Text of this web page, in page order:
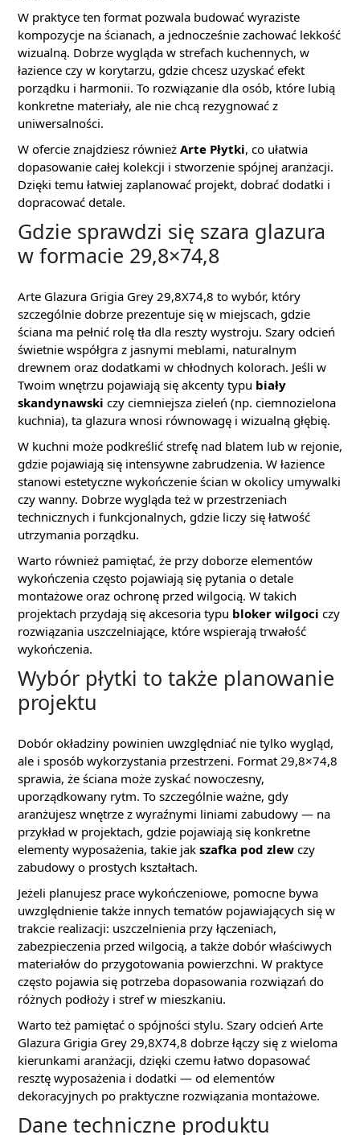
W praktyce ten format pozwala budować wyraziste
kompozycje na ścianach, a jednocześnie zachować lekkość
wizualną. Dobrze wygląda w strefach kuchennych, w
łazience czy w korytarzu, gdzie chcesz uzyskać efekt
porządku i harmonii. To rozwiązanie dla osób, które lubią
konkretne materiały, ale nie chcą rezygnować z
uniwersalności.
W ofercie znajdziesz również Arte Płytki, co ułatwia
dopasowanie całej kolekcji i stworzenie spójnej aranżacji.
Dzięki temu łatwiej zaplanować projekt, dobrać dodatki i
dopracować detale.
Gdzie sprawdzi się szara glazura
w formacie 29,8×74,8
Arte Glazura Grigia Grey 29,8X74,8 to wybór, który
szczególnie dobrze prezentuje się w miejscach, gdzie
ściana ma pełnić rolę tła dla reszty wystroju. Szary odcień
świetnie współgra z jasnymi meblami, naturalnym
drewnem oraz dodatkami w chłodnych kolorach. Jeśli w
Twoim wnętrzu pojawiają się akcenty typu biały
skandynawski czy ciemniejsza zieleń (np. ciemnozielona
kuchnia), ta glazura wnosi równowagę i wizualną głębię.
W kuchni może podkreślić strefę nad blatem lub w rejonie,
gdzie pojawiają się intensywne zabrudzenia. W łazience
stanowi estetyczne wykończenie ścian w okolicy umywalki
czy wanny. Dobrze wygląda też w przestrzeniach
technicznych i funkcjonalnych, gdzie liczy się łatwość
utrzymania porządku.
Warto również pamiętać, że przy doborze elementów
wykończenia często pojawiają się pytania o detale
montażowe oraz ochronę przed wilgocią. W takich
projektach przydają się akcesoria typu bloker wilgoci czy
rozwiązania uszczelniające, które wspierają trwałość
wykończenia.
Wybór płytki to także planowanie
projektu
Dobór okładziny powinien uwzględniać nie tylko wygląd,
ale i sposób wykorzystania przestrzeni. Format 29,8×74,8
sprawia, że ściana może zyskać nowoczesny,
uporządkowany rytm. To szczególnie ważne, gdy
aranżujesz wnętrze z wyraźnymi liniami zabudowy — na
przykład w projektach, gdzie pojawiają się konkretne
elementy wyposażenia, takie jak szafka pod zlew czy
zabudowy o prostych kształtach.
Jeżeli planujesz prace wykończeniowe, pomocne bywa
uwzględnienie także innych tematów pojawiających się w
trakcie realizacji: uszczelnienia przy łączeniach,
zabezpieczenia przed wilgocią, a także dobór właściwych
materiałów do przygotowania powierzchni. W praktyce
często pojawia się potrzeba dopasowania rozwiązań do
różnych podłoży i stref w mieszkaniu.
Warto też pamiętać o spójności stylu. Szary odcień Arte
Glazura Grigia Grey 29,8X74,8 dobrze łączy się z wieloma
kierunkami aranżacji, dzięki czemu łatwo dopasować
resztę wyposażenia i dodatki — od elementów
dekoracyjnych po praktyczne rozwiązania montażowe.
Dane techniczne produktu